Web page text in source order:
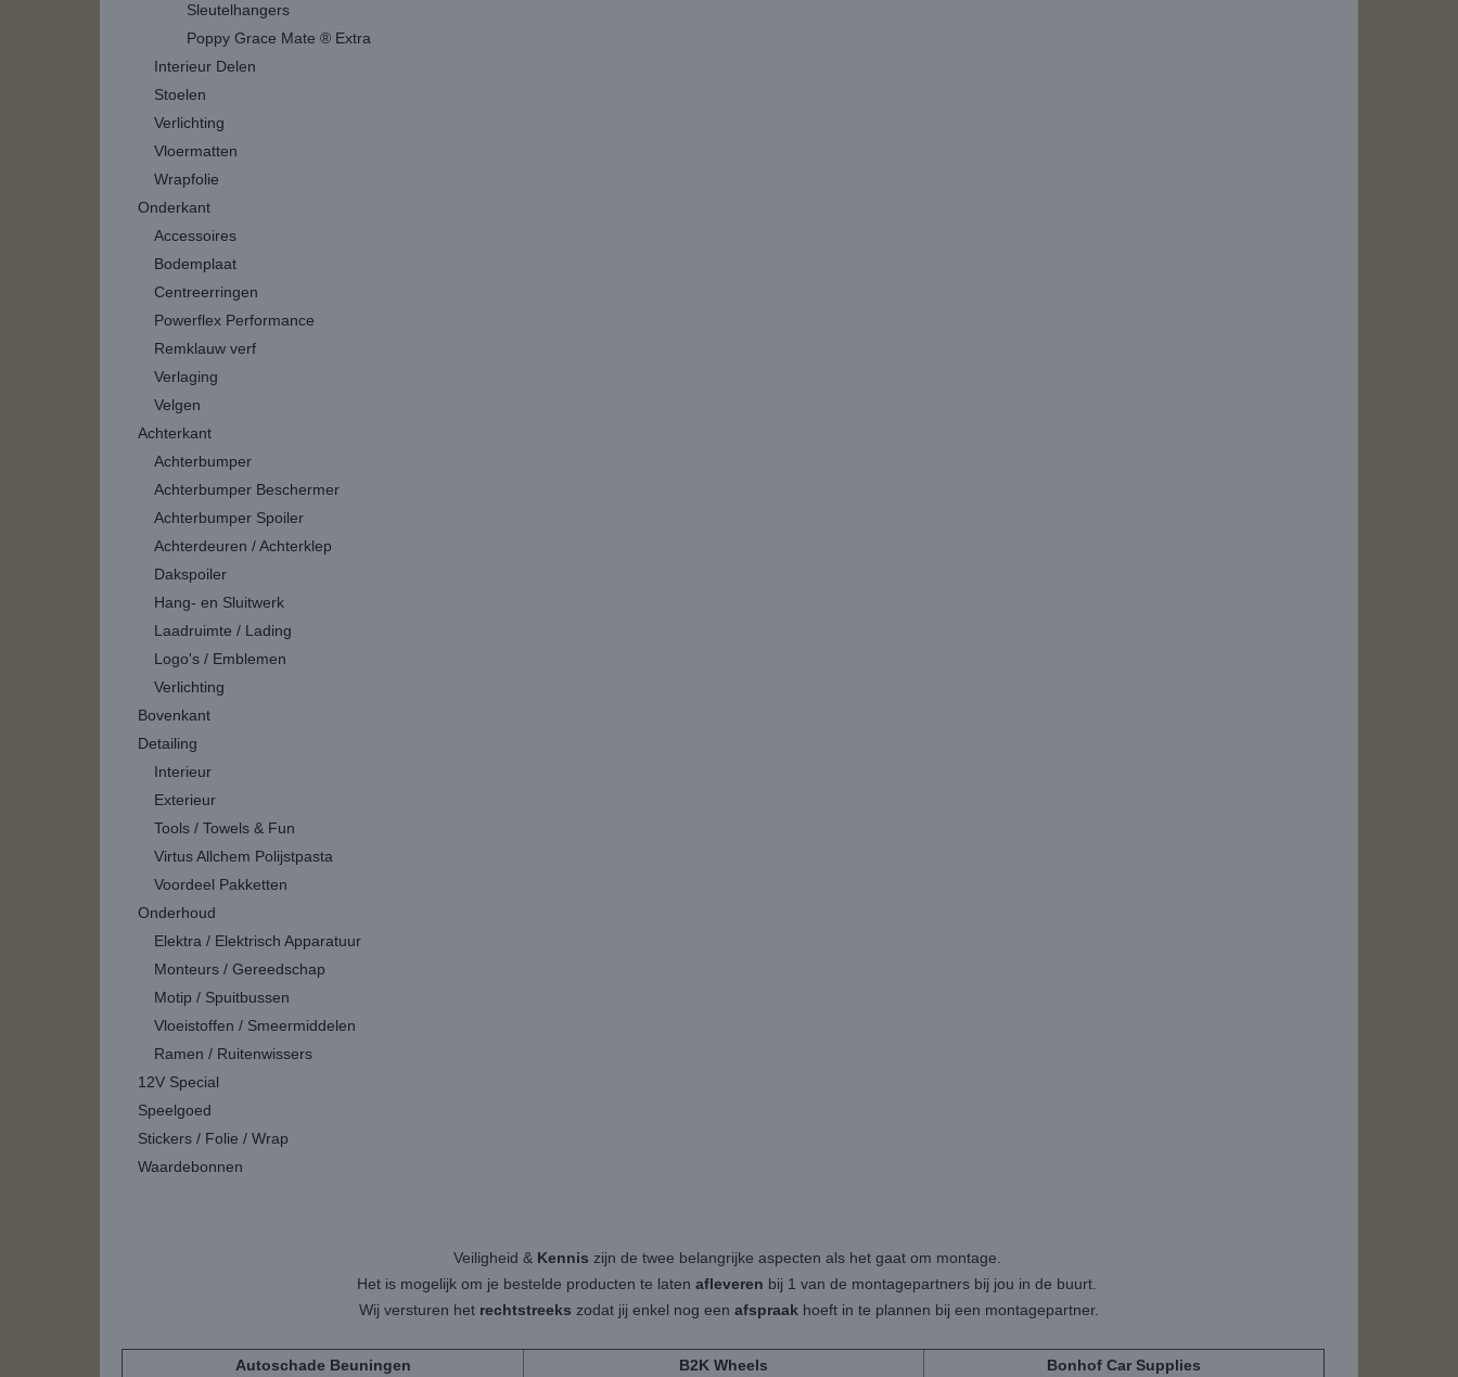
Sleutelhangers
Poppy Grace Mate ® Extra
Interieur Delen
Stoelen
Verlichting
Vloermatten
Wrapfolie
Onderkant
Accessoires
Bodemplaat
Centreerringen
Powerflex Performance
Remklauw verf
Verlaging
Velgen
Achterkant
Achterbumper
Achterbumper Beschermer
Achterbumper Spoiler
Achterdeuren / Achterklep
Dakspoiler
Hang- en Sluitwerk
Laadruimte / Lading
Logo's / Emblemen
Verlichting
Bovenkant
Detailing
Interieur
Exterieur
Tools / Towels & Fun
Virtus Allchem Polijstpasta
Voordeel Pakketten
Onderhoud
Elektra / Elektrisch Apparatuur
Monteurs / Gereedschap
Motip / Spuitbussen
Vloeistoffen / Smeermiddelen
Ramen / Ruitenwissers
12V Special
Speelgoed
Stickers / Folie / Wrap
Waardebonnen
Veiligheid & Kennis zijn de twee belangrijke aspecten als het gaat om montage.
Het is mogelijk om je bestelde producten te laten afleveren bij 1 van de montagepartners bij jou in de buurt.
Wij versturen het rechtstreeks zodat jij enkel nog een afspraak hoeft in te plannen bij een montagepartner.
Autoschade Beuningen B2K Wheels
Bonhof Car Supplies